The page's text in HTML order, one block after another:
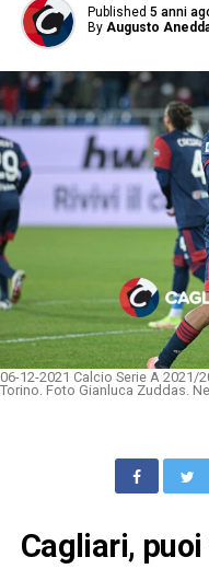
Published 5 anni
By Augusto
06-12-2021 Calcio Serie A 2021/
Torino. Foto Gianluca Zuddas.
Cagliari,